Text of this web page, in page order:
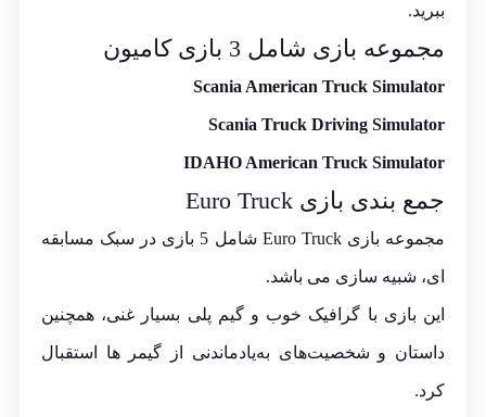
ببرید.
مجموعه بازی شامل 3 بازی کامیون
Scania American Truck Simulator
Scania Truck Driving Simulator
IDAHO American Truck Simulator
جمع بندی بازی Euro Truck
مجموعه بازی Euro Truck شامل 5 بازی در سبک مسابقه
ای، شبیه سازی می باشد.
این بازی با گرافیک خوب و گیم پلی بسیار غنی، همچنین
داستان و شخصیت‌های به‌یادماندنی از گیمر ها استقبال
کرد.